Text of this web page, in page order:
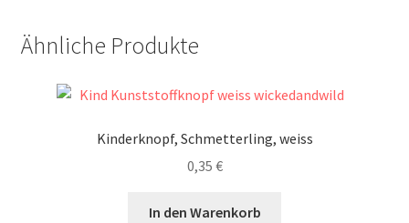
Ähnliche Produkte
Kinderknopf, Schmetterling, weiss
0,35 €
In den Warenkorb